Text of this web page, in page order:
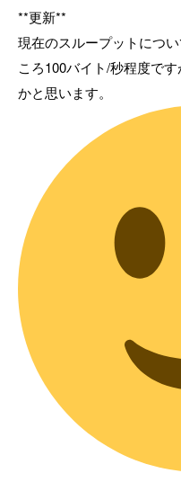
**更新**
現在のスループットにつ
ころ100バイト/秒程度で
かと思います。